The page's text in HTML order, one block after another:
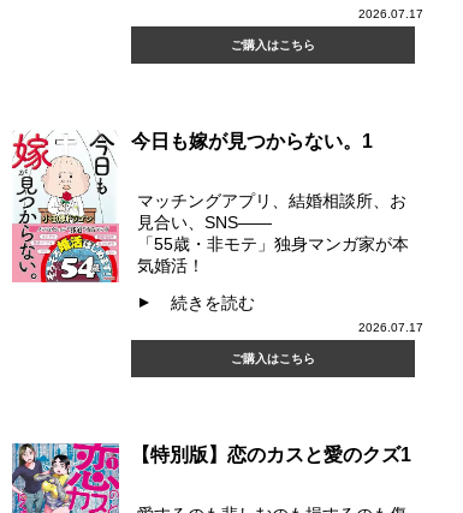
2026.07.17
ご購入はこちら
今日も嫁が見つからない。1
マッチングアプリ、結婚相談所、お
見合い、SNS――
「55歳・非モテ」独身マンガ家が本
気婚活！
▲ 続きを読む
2026.07.17
ご購入はこちら
【特別版】恋のカスと愛のクズ1